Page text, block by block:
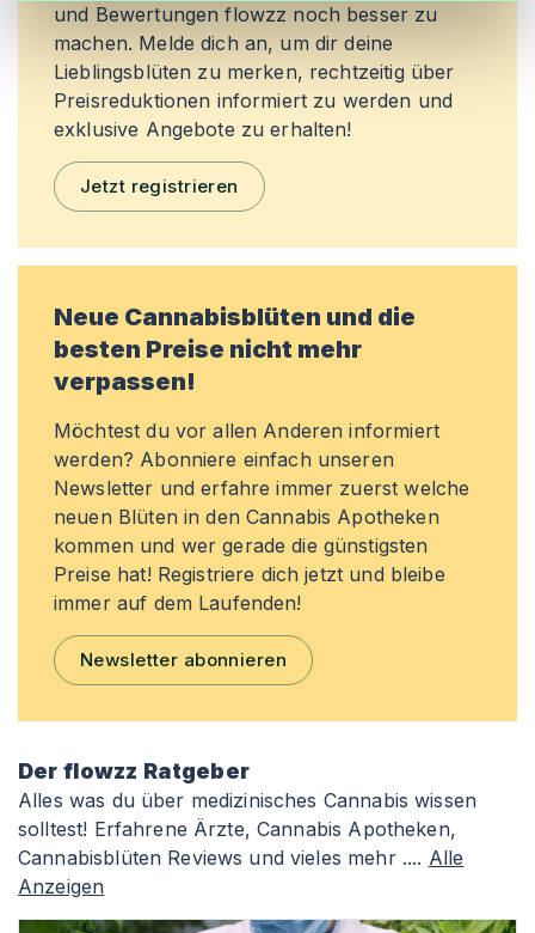
und Bewertungen flowzz noch besser zu
machen. Melde dich an, um dir deine
Lieblingsblüten zu merken, rechtzeitig über
Preisreduktionen informiert zu werden und
exklusive Angebote zu erhalten!
Jetzt registrieren
Neue Cannabisblüten und die
besten Preise nicht mehr
verpassen!
Möchtest du vor allen Anderen informiert
werden? Abonniere einfach unseren
Newsletter und erfahre immer zuerst welche
neuen Blüten in den Cannabis Apotheken
kommen und wer gerade die günstigsten
Preise hat! Registriere dich jetzt und bleibe
immer auf dem Laufenden!
Newsletter abonnieren
Der flowzz Ratgeber
Alles was du über medizinisches Cannabis wissen
solltest! Erfahrene Ärzte, Cannabis Apotheken,
Cannabisblüten Reviews und vieles mehr .... Alle
Anzeigen